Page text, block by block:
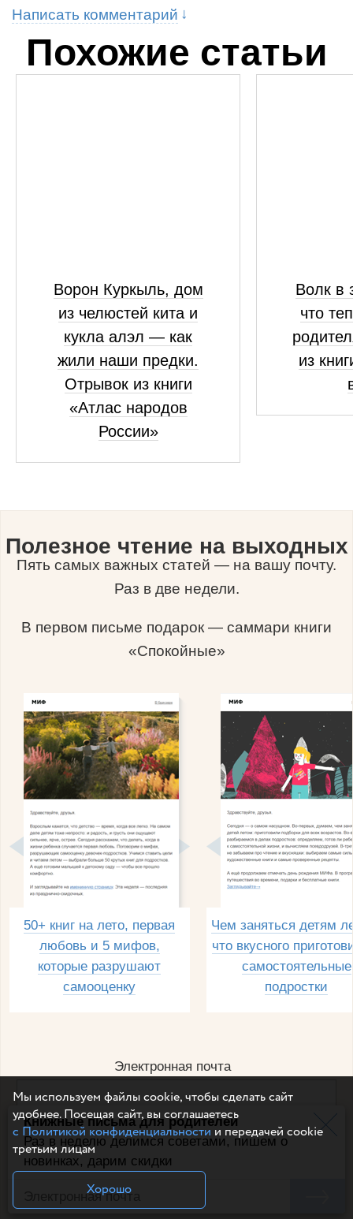
Книжные письма для родителей
Раз в неделю делимся советами, пишем о
новинках, дарим скидки
Написать комментарий
Похожие статьи
Ворон Куркыль, дом
из челюстей кита и
кукла алэл — как
жили наши предки.
Отрывок из книги
«Атлас народов
России»
Волк в
что
из
Полезное чтение на выходных
Пять самых важных статей — на вашу почту.
Раз в две недели.
В первом письме подарок — саммари книги
«Спокойные»
50+ книг на лето, первая
любовь и 5 мифов,
которые разрушают
самооценку
Чем заняться детям
что вкусного
самостоятельные
подростки
Электронная почта
Например, dulsineya@gmail.com
Без спама и смс
Подписаться
Мы используем файлы cookie, чтобы сделать сайт
удобнее. Посещая сайт, вы соглашаетесь
с Политикой конфиденциальностии передачей cookie
третьим лицам
Хорошо